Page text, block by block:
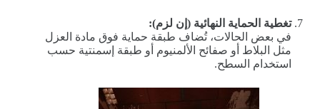
تغطية الحماية النهائية (إن لزم):
في بعض الحالات، تُضاف طبقة حماية فوق مادة العزل
مثل البلاط أو صفائح الألمنيوم أو طبقة إسمنتية حسب
استخدام السطح.